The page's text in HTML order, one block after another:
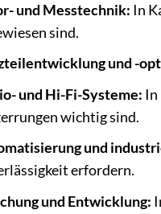
und Messtechnik: In
sind.
und -
und Hi-Fi-Systeme: In
wichtig sind.
und
erfordern.
und Entwicklung: